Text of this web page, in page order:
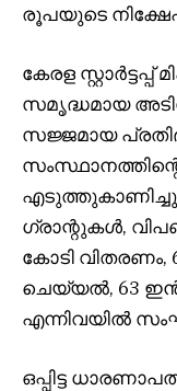
രൂപയുടെ
കേരള
സമൃദ്ധമായ
സജ്ജമായ
ഗ്രാന്റുകൾ,
കോടി
ചെയ്യൽ, 63
എന്നിവയിൽ
ഒപ്പിട്ട